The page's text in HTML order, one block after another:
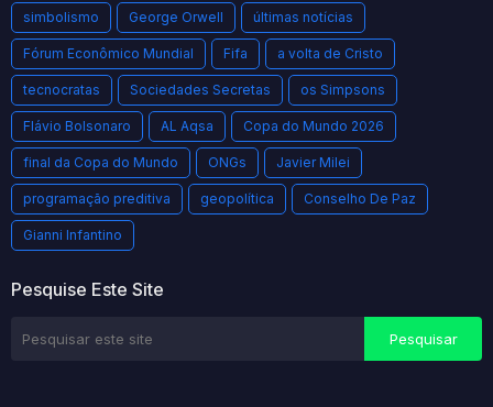
simbolismo George Orwell últimas notícias
Fórum Econômico Mundial Fifa a volta de Cristo
tecnocratas Sociedades Secretas os Simpsons
Flávio Bolsonaro AL Aqsa Copa do Mundo 2026
final da Copa do Mundo ONGs Javier Milei
programação preditiva geopolítica Conselho De Paz
Gianni Infantino
Pesquise Este Site